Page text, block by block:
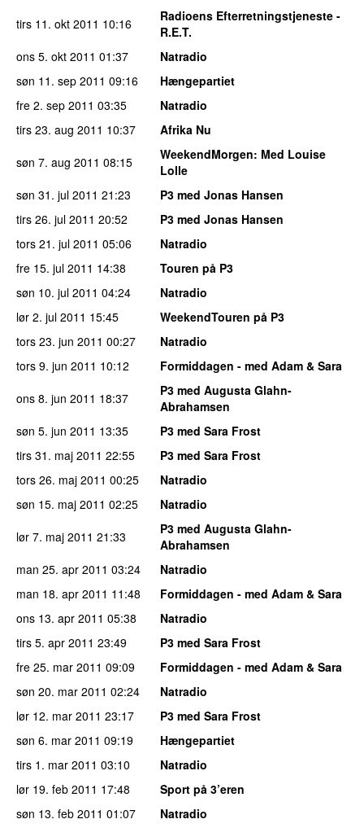
tirs 11. okt 2011 10:16
Radioens Efterretningstjeneste -
R.E.T.
ons 5. okt 2011 01:37
Natradio
søn 11. sep 2011 09:16
Hængepartiet
fre 2. sep 2011 03:35
Natradio
tirs 23. aug 2011 10:37
Afrika Nu
søn 7. aug 2011 08:15 WeekendMorgen: Med Louise
Lolle
søn 31. jul 2011 21:23
P3 med Jonas Hansen
tirs 26. jul 2011 20:52
P3 med Jonas Hansen
tors 21. jul 2011 05:06
Natradio
fre 15. jul 2011 14:38
Touren på P3
søn 10. jul 2011 04:24
Natradio
lør 2. jul 2011 15:45
WeekendTouren på P3
tors 23. jun 2011 00:27
Natradio
tors 9. jun 2011 10:12
Formiddagen - med Adam & Sara
ons 8. jun 2011 18:37
P3 med Augusta Glahn-
Abrahamsen
søn 5. jun 2011 13:35
P3 med Sara Frost
tirs 31. maj 2011 22:55
P3 med Sara Frost
tors 26. maj 2011 00:25
Natradio
søn 15. maj 2011 02:25
Natradio
lør 7. maj 2011 21:33
P3 med Augusta Glahn-
Abrahamsen
man 25. apr 2011 03:24
Natradio
man 18. apr 2011 11:48
Formiddagen - med Adam & Sara
ons 13. apr 2011 05:38
Natradio
tirs 5. apr 2011 23:49
P3 med Sara Frost
fre 25. mar 2011 09:09
Formiddagen - med Adam & Sara
søn 20. mar 2011 02:24
Natradio
lør 12. mar 2011 23:17
P3 med Sara Frost
søn 6. mar 2011 09:19
Hængepartiet
tirs 1. mar 2011 03:10
Natradio
lør 19. feb 2011 17:48
Sport på 3’eren
søn 13. feb 2011 01:07
Natradio